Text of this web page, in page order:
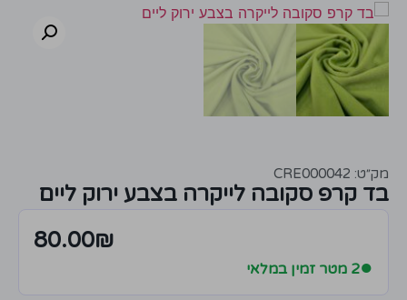
מק״ט: CRE000042
בד קרפ סקובה לייקרה בצבע ירוק ליים
80.00₪
●2 מטר זמין במלאי